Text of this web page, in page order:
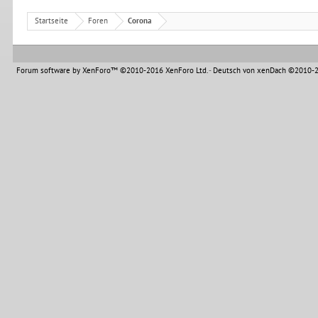
Startseite Foren Corona
Forum software by XenForo™©2010-2016 XenForo Ltd.- Deutsch von xenDach©2010-